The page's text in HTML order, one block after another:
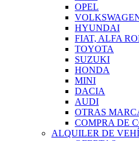
OPEL
HYUNDAI
FIAT, ALFA
TOYOTA
SUZUKI
HONDA
MINI
DACIA
AUDI
OTRAS
COMPRA DE
ALQUILER DE